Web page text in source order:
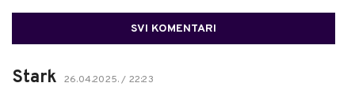
SVI KOMENTARI
Stark 26.04.2025. / 22:23